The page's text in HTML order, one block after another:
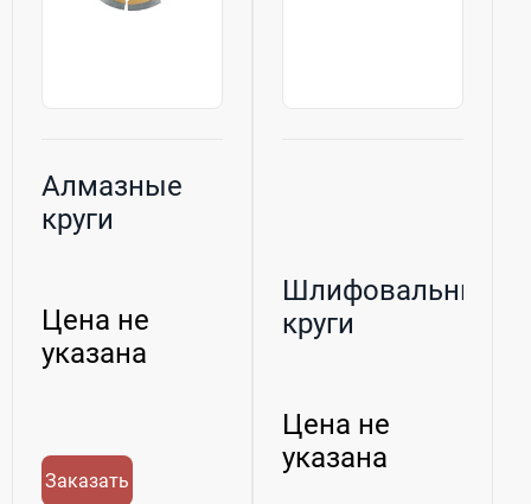
Алмазные
круги
Цена не
указана
Заказать
Шлифовальные
круги
Цена не
указана